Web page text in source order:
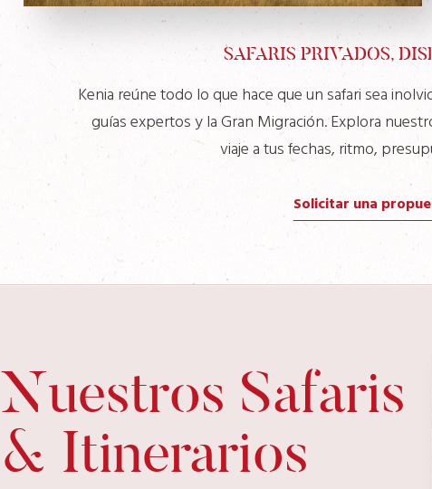
SAFARIS PRIVADOS,
Kenia reúne todo lo que hace que un safari sea
guías expertos y la Gran Migración. Explora
viaje a tus fechas, ritmo,
Solicitar una
Nuestros Safaris
& Itinerarios